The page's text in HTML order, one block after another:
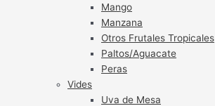
Mango
Manzana
Otros Frutales Tropicales
Paltos/Aguacate
Peras
Vides
Uva de Mesa